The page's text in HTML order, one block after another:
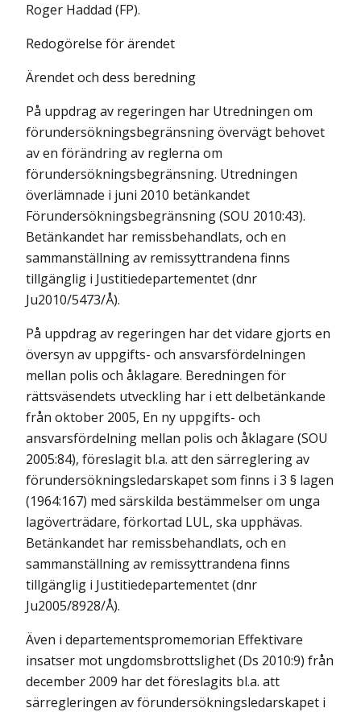
Roger Haddad (FP).
Redogörelse för ärendet
Ärendet och dess beredning
På uppdrag av regeringen har Utredningen om
förundersökningsbegränsning övervägt behovet
av en förändring av reglerna om
förundersökningsbegränsning. Utredningen
överlämnade i juni 2010 betänkandet
Förundersökningsbegränsning (SOU 2010:43).
Betänkandet har remissbehandlats, och en
sammanställning av remissyttrandena finns
tillgänglig i Justitiedepartementet (dnr
Ju2010/5473/Å).
På uppdrag av regeringen har det vidare gjorts en
översyn av uppgifts- och ansvarsfördelningen
mellan polis och åklagare. Beredningen för
rättsväsendets utveckling har i ett delbetänkande
från oktober 2005, En ny uppgifts- och
ansvarsfördelning mellan polis och åklagare (SOU
2005:84), föreslagit bl.a. att den särreglering av
förundersökningsledarskapet som finns i 3 § lagen
(1964:167) med särskilda bestämmelser om unga
lagöverträdare, förkortad LUL, ska upphävas.
Betänkandet har remissbehandlats, och en
sammanställning av remissyttrandena finns
tillgänglig i Justitiedepartementet (dnr
Ju2005/8928/Å).
Även i departementspromemorian Effektivare
insatser mot ungdomsbrottslighet (Ds 2010:9) från
december 2009 har det föreslagits bl.a. att
särregleringen av förundersökningsledarskapet i